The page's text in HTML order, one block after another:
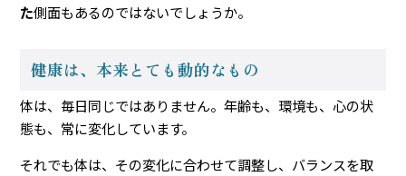
た側面もあるのではないでしょうか。
健康は、本来とても動的なもの
体は、毎日同じではありません。年齢も、環境も、心の状
態も、常に変化しています。
それでも体は、その変化に合わせて調整し、バランスを取